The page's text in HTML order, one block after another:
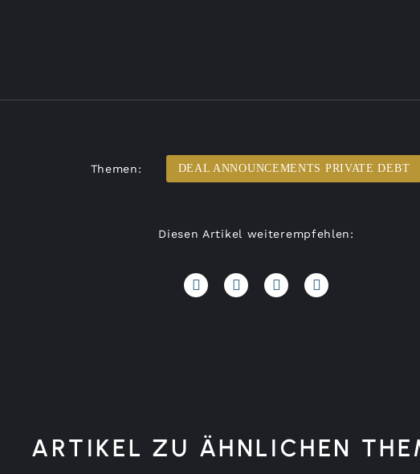
Themen: DEAL ANNOUNCEMENTS PRIVATE DEBT
Diesen Artikel weiterempfehlen:
ARTIKEL ZU ÄHNLICHEN